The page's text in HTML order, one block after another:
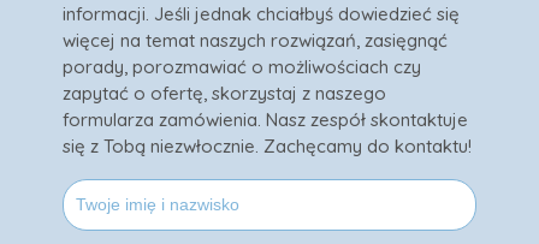
informacji. Jeśli jednak chciałbyś dowiedzieć się
więcej na temat naszych rozwiązań, zasięgnąć
porady, porozmawiać o możliwościach czy
zapytać o ofertę, skorzystaj z naszego
formularza zamówienia. Nasz zespół skontaktuje
się z Tobą niezwłocznie. Zachęcamy do kontaktu!